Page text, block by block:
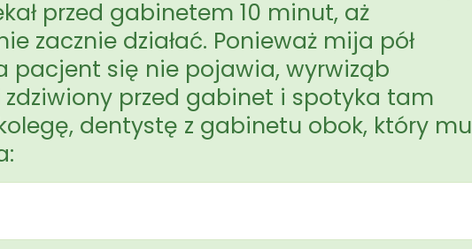
przed gabinetem 10 minut, aż
zacznie działać. Ponieważ mija pół
pacjent się nie pojawia, wyrwiząb
przed gabinet i spotyka tam
dentystę z gabinetu obok, który mu